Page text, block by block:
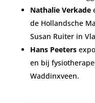
Nathalie Verkade
de Hollandsche
Susan Ruiter in
Hans Peeters
en bij
Waddinxveen.